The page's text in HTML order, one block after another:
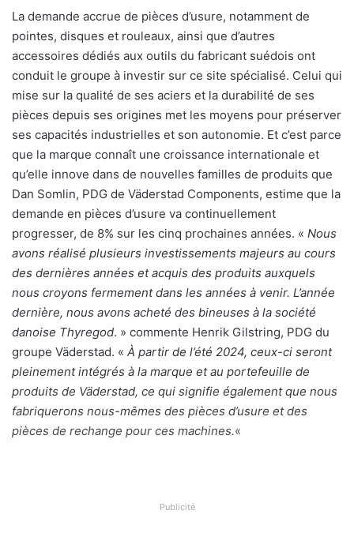
La demande accrue de pièces d’usure, notamment de
pointes, disques et rouleaux, ainsi que d’autres
accessoires dédiés aux outils du fabricant suédois ont
conduit le groupe à investir sur ce site spécialisé. Celui qui
mise sur la qualité de ses aciers et la durabilité de ses
pièces depuis ses origines met les moyens pour préserver
ses capacités industrielles et son autonomie. Et c’est parce
que la marque connaît une croissance internationale et
qu’elle innove dans de nouvelles familles de produits que
Dan Somlin, PDG de Väderstad Components, estime que la
demande en pièces d’usure va continuellement
progresser, de 8% sur les cinq prochaines années. « Nous
avons réalisé plusieurs investissements majeurs au cours
des dernières années et acquis des produits auxquels
nous croyons fermement dans les années à venir. L’année
dernière, nous avons acheté des bineuses à la société
danoise Thyregod. » commente Henrik Gilstring, PDG du
groupe Väderstad. « À partir de l’été 2024, ceux-ci seront
pleinement intégrés à la marque et au portefeuille de
produits de Väderstad, ce qui signifie également que nous
fabriquerons nous-mêmes des pièces d’usure et des
pièces de rechange pour ces machines.«
Publicité